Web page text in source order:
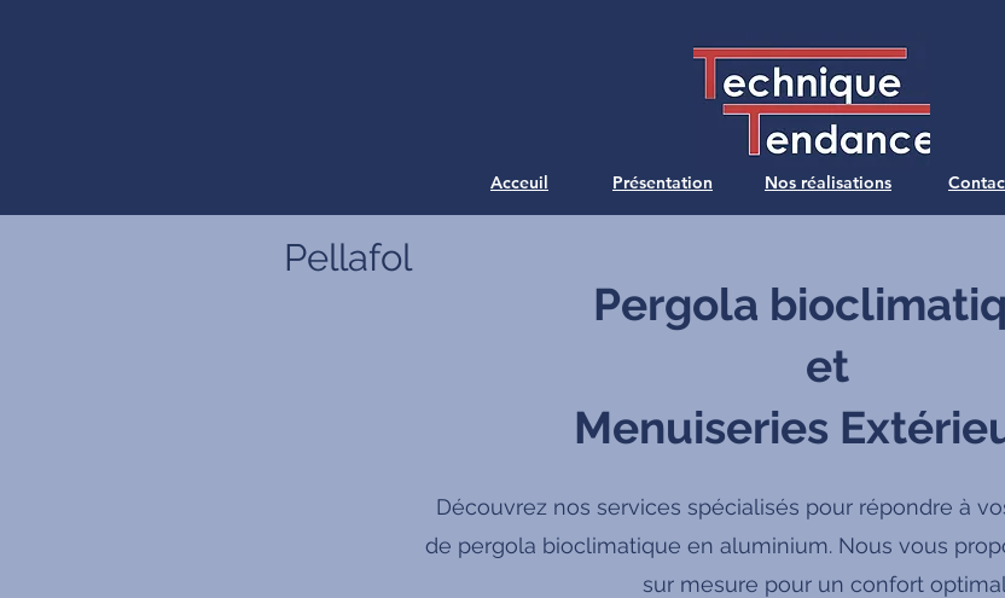
Acceuil Présentation Nos réalisations
Pellafol
Pergola
et
Menuiseries
Découvrez nos services spécialisés pour répondre à
de pergola bioclimatique en aluminium. Nous vous
sur mesure pour un confort